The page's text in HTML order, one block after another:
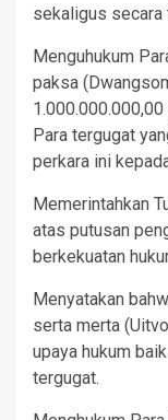
sekaligus secara
Menguhukum
paksa
Para tergugat
perkara ini
Memerintahkan
atas putusan
berkekuatan
Menyatakan
serta merta
upaya hukum
tergugat.